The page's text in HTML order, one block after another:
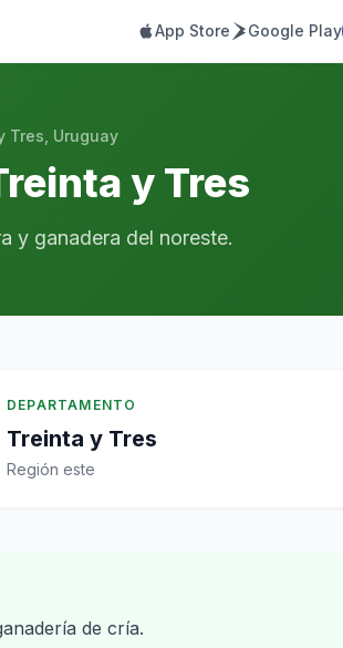
App Store Google Play
Tres, Uruguay
y Tres
y ganadera del noreste.
DEPARTAMENTO
Treinta y Tres
Región este
de cría.